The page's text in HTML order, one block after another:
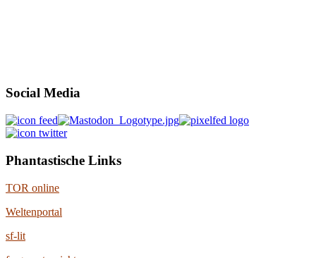
Social Media
Phantastische Links
TOR online
Weltenportal
sf-lit